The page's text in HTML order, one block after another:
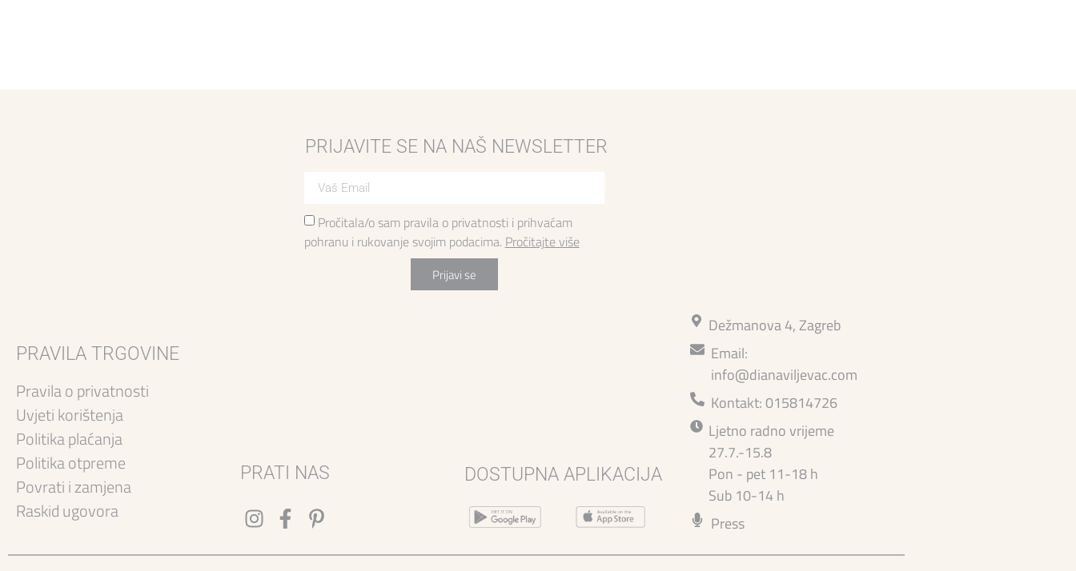
PRIJAVITE SE NA NAŠ NEWSLETTER
Pročitala/o sam pravila o privatnosti i prihvaćam
pohranu i rukovanje svojim podacima. Pročitajte više
Prijavi se
PRAVILA TRGOVINE
Pravila o privatnosti
Uvjeti korištenja
Politika plaćanja
Politika otpreme
Povrati i zamjena
Raskid ugovora
PRATI NAS DOSTUPNA APLIKACIJA
Dežmanova 4, Zagreb
Email:
info@dianaviljevac.com
Kontakt: 015814726
Ljetno radno vrijeme
27.7.-15.8
Pon - pet 11-18 h
Sub 10-14 h
Press